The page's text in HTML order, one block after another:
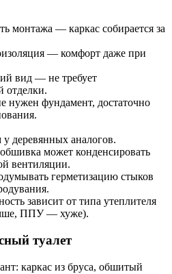
монтажа — каркас собирается за
— комфорт даже при
вид — не требует
отделки.
нужен фундамент, достаточно
деревянных аналогов.
может конденсировать
вентиляции.
герметизацию стыков
зависит от типа утеплителя
ППУ — хуже).
туалет
каркас из бруса, обшитый